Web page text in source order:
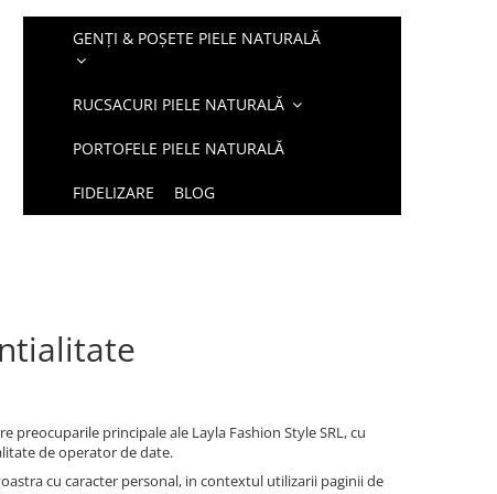
GENȚI & POȘETE PIELE NATURALĂ
RUCSACURI PIELE NATURALĂ
PORTOFELE PIELE NATURALĂ
FIDELIZARE BLOG
principale ale Layla Fashion Style SRL, cu
de operator de date.
cu caracter personal, in contextul utilizarii paginii de